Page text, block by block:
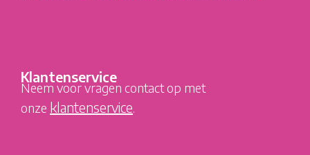
Klantenservice
Neem voor vragen contact op met
onze klantenservice.